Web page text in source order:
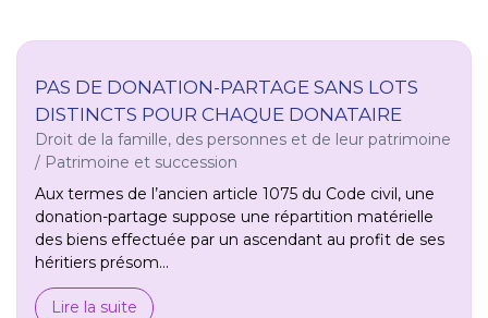
PAS DE DONATION-PARTAGE SANS LOTS
DISTINCTS POUR CHAQUE DONATAIRE
Droit de la famille, des personnes et de leur patrimoine
/ Patrimoine et succession
Aux termes de l’ancien article 1075 du Code civil, une
donation-partage suppose une répartition matérielle
des biens effectuée par un ascendant au profit de ses
héritiers présom...
Lire la suite